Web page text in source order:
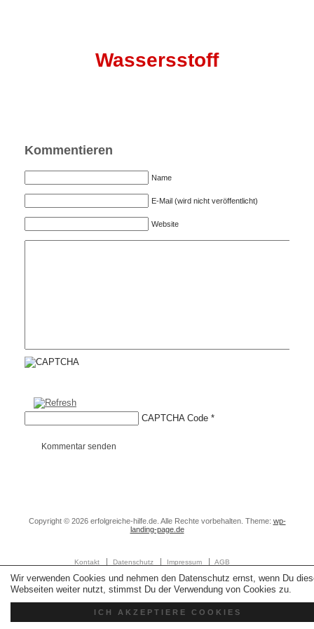
Wir verwenden Cookies und nehmen den Datenschutz ernst, wenn Du
Webseiten weiter nutzt, stimmst Du der Verwendung von Cookies zu.
ICH AKZEPTIERE COOKIES
Wassersstoff
Kommentieren
Name
E-Mail (wird nicht veröffentlicht)
Website
CAPTCHA Code *
Kommentar senden
Copyright © 2026 erfolgreiche-hilfe.de. Alle Rechte vorbehalten. Theme: wp-
landing-page.de
Kontakt Datenschutz Impressum AGB